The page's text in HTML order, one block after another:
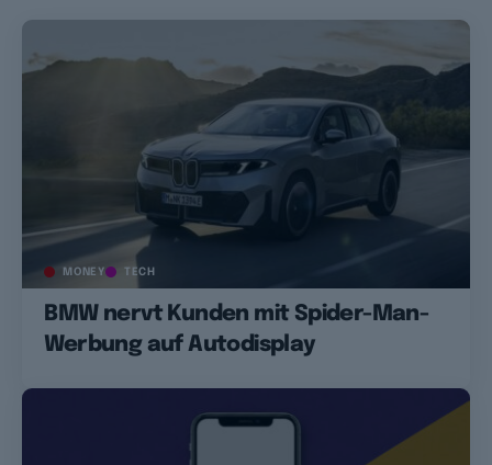
MONEY TECH
BMW nervt Kunden mit Spider-Man-
Werbung auf Autodisplay